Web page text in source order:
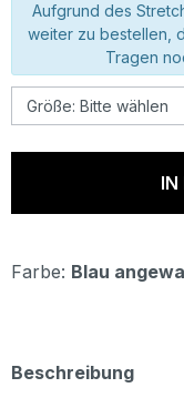
Aufgrund des
weiter zu bestellen,
Tragen
IN
Farbe: Blau
Beschreibung